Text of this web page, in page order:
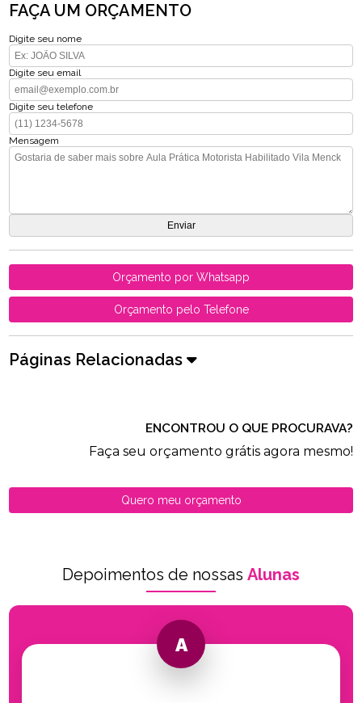
FAÇA UM ORÇAMENTO
Digite seu nome
Digite seu email
Digite seu telefone
Mensagem
Orçamento por Whatsapp
Orçamento pelo Telefone
Páginas Relacionadas
ENCONTROU O QUE PROCURAVA?
Faça seu orçamento grátis agora mesmo!
Quero meu orçamento
Depoimentos de nossas Alunas